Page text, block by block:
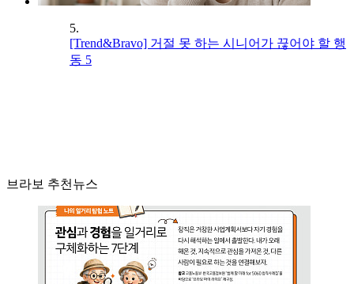
5.
[Trend&Bravo] 거절 못 하는 시니어가 끊어야 할 행
동 5
브라보 추천뉴스